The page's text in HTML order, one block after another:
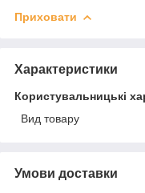
Приховати
Характеристики
Користувальницькі
Вид товару
Умови доставки